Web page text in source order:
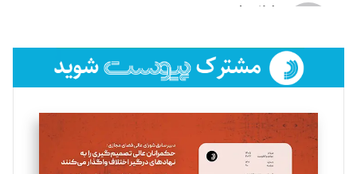
لیلا حنارود
فائزه فتحی رستمی
تحریریه
سروش کرمیان